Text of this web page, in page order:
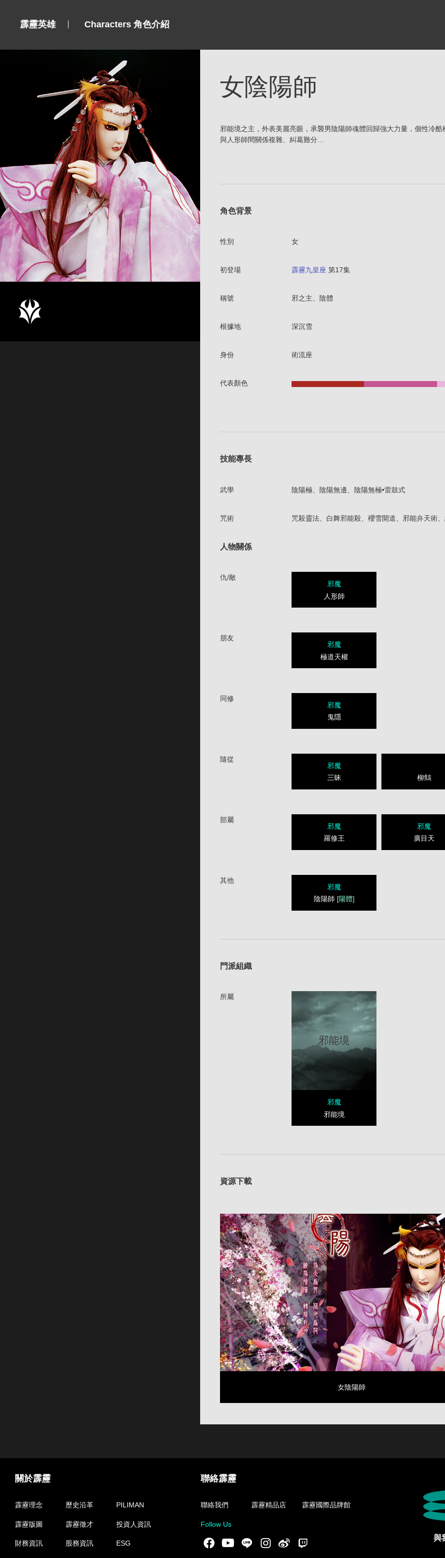
霹靂英雄 Characters 角色介紹
女陰陽師
邪能境之主，外表美麗亮眼，承襲男陰陽師魂體回歸強大力量，個性冷
與人形師間關係複雜、糾葛難分…
角色背景
性別 女
初登場 霹靂九皇座 第17集
稱號 邪之主、陰體
根據地 深沉雪
身份 術流座
代表顏色
技能專長
武學 陰陽極、陰陽無邊、陰陽無極•雷鼓式
咒術 咒殺靈法、白舞邪能殺、櫻雪開道、邪能弁天術
人物關係
仇/敵
邪魔
人形師
朋友
邪魔
極道天權
同修
邪魔
鬼隱
隨從
邪魔
三昧
柳鷦
部屬
邪魔
羅修王
邪魔
廣目天
其他
邪魔
陰陽師 [陽體]
門派組織
所屬
邪能境
邪魔
邪能境
資源下載
女陰陽師
關於霹靂
霹靂理念 歷史沿革 PILIMAN
霹靂版圖 霹靂徵才 投資人資訊
財務資訊 股務資訊 ESG
聯絡霹靂
聯絡我們 霹靂精品店 霹靂國際品牌館
Follow Us
Facebook
YoutubeLINE Instgram新浪微博 與